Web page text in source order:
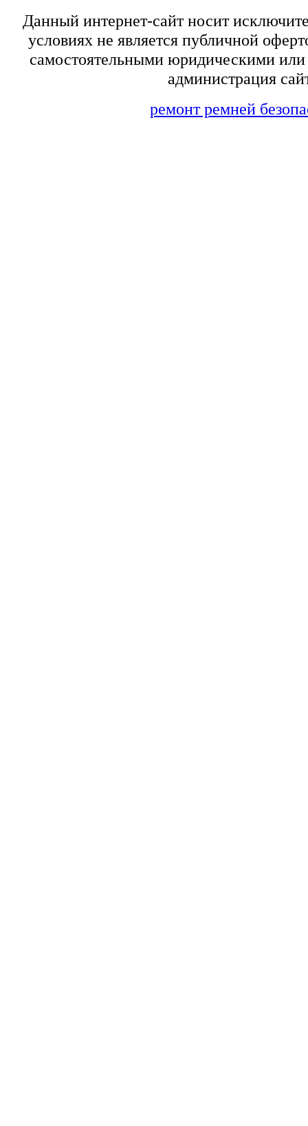
Данный интернет-сайт носит
условиях не является публичной
самостоятельными юридическими
администрация
ремонт ремней